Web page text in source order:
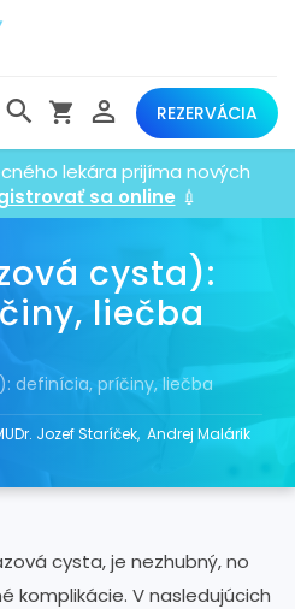
REZERVÁCIA
lekára prijíma nových
sa online 💉
cysta):
liečba
definícia, príčiny, liečba
Jozef Staríček, Andrej Malárik
cysta, je nezhubný, no
komplikácie. V nasledujúcich